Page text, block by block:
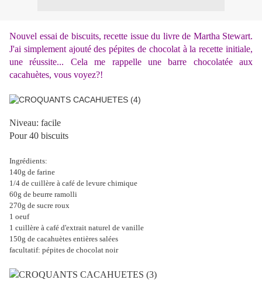
Nouvel essai de biscuits, recette issue du livre de Martha Stewart.
J'ai simplement ajouté des pépites de chocolat à la recette initiale,
une réussite... Cela me rappelle une barre chocolatée aux
cacahuètes, vous voyez?!
Niveau: facile
Pour 40 biscuits
Ingrédients:
140g de farine
1/4 de cuillère à café de levure chimique
60g de beurre ramolli
270g de sucre roux
1 oeuf
1 cuillère à café d'extrait naturel de vanille
150g de cacahuètes entières salées
facultatif: pépites de chocolat noir